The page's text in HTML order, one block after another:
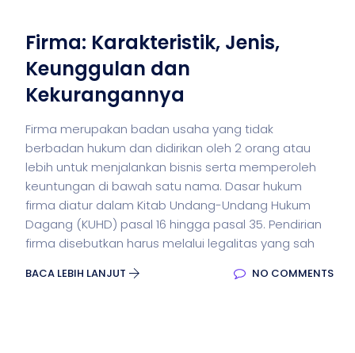
Firma: Karakteristik, Jenis,
Keunggulan dan
Kekurangannya
Firma merupakan badan usaha yang tidak
berbadan hukum dan didirikan oleh 2 orang atau
lebih untuk menjalankan bisnis serta memperoleh
keuntungan di bawah satu nama. Dasar hukum
firma diatur dalam Kitab Undang-Undang Hukum
Dagang (KUHD) pasal 16 hingga pasal 35. Pendirian
firma disebutkan harus melalui legalitas yang sah
BACA LEBIH LANJUT NO COMMENTS